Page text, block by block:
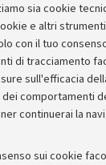
sia cookie
e altri
con il tuo
di tracciamento
sull'efficacia
comportamenti
continuerai la
sui cookie
dallunedì al
9 alle 14.
Archivio